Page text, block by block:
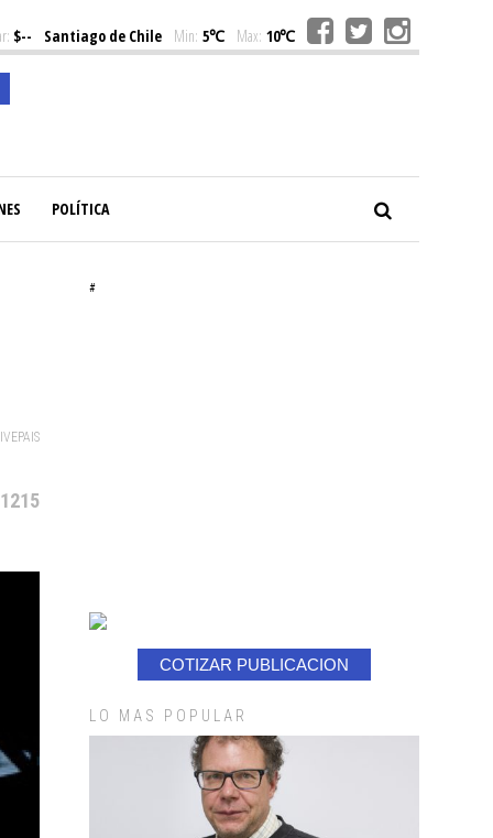
$-- Santiago de Chile Min: 5℃ Max: 10℃
POLÍTICA
#
COTIZAR PUBLICACION
LO MAS POPULAR